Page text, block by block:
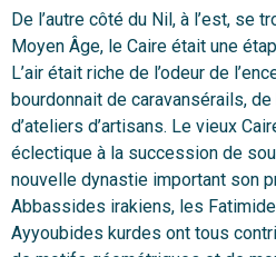
De l’autre côté du Nil, à l’est, se
Moyen Âge, le Caire était une
L’air était riche de l’odeur de
bourdonnait de caravansérails,
d’ateliers d’artisans. Le vieux
éclectique à la succession de
nouvelle dynastie important son
Abbassides irakiens, les
Ayyoubides kurdes ont tous